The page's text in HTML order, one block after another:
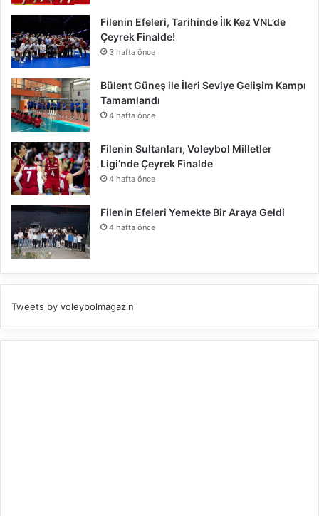
Filenin Efeleri, Tarihinde İlk Kez VNL’de
Çeyrek Finalde!
3 hafta önce
Bülent Güneş ile İleri Seviye Gelişim Kampı
Tamamlandı
4 hafta önce
Filenin Sultanları, Voleybol Milletler
Ligi’nde Çeyrek Finalde
4 hafta önce
Filenin Efeleri Yemekte Bir Araya Geldi
4 hafta önce
Tweets by voleybolmagazin